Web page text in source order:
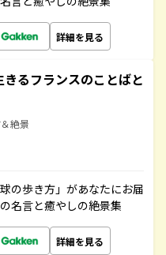
詳細を見る
きるフランスのことばと
絶景
の歩き方」があなたにお届
名言と癒やしの絶景集
詳細を見る